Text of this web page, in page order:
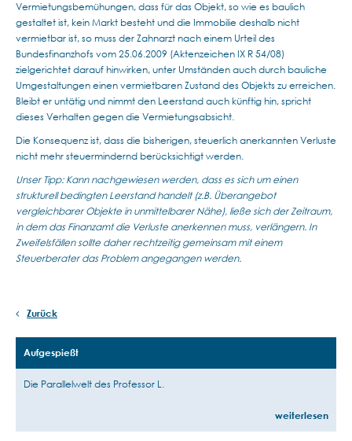
Vermietungsbemühungen, dass für das Objekt, so wie es baulich
gestaltet ist, kein Markt besteht und die Immobilie deshalb nicht
vermietbar ist, so muss der Zahnarzt nach einem Urteil des
Bundesfinanzhofs vom 25.06.2009 (Aktenzeichen IX R 54/08)
zielgerichtet darauf hinwirken, unter Umständen auch durch bauliche
Umgestaltungen einen vermietbaren Zustand des Objekts zu erreichen.
Bleibt er untätig und nimmt den Leerstand auch künftig hin, spricht
dieses Verhalten gegen die Vermietungsabsicht.
Die Konsequenz ist, dass die bisherigen, steuerlich anerkannten Verluste
nicht mehr steuermindernd berücksichtigt werden.
Unser Tipp: Kann nachgewiesen werden, dass es sich um einen
strukturell bedingten Leerstand handelt (z.B. Überangebot
vergleichbarer Objekte in unmittelbarer Nähe), ließe sich der Zeitraum,
in dem das Finanzamt die Verluste anerkennen muss, verlängern. In
Zweifelsfällen sollte daher rechtzeitig gemeinsam mit einem
Steuerberater das Problem angegangen werden.
Zurück
Aufgespießt
Die Parallelwelt des Professor L.
weiterlesen